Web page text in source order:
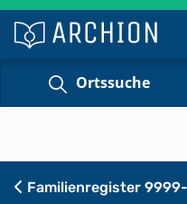
Ortssuche
Familienregister